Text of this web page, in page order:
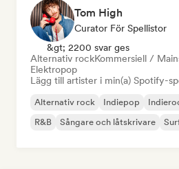
Tom High
Curator För Spellistor
&gt; 2200 svar ges
Alternativ rockKommersiell /
Elektropop
Lägg till artister i min(a) Spotify-
Alternativ rock Indiepop
R&B
Sångare och låtskrivare